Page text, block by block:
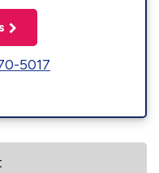
5017